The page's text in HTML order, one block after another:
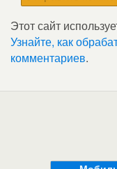
Этот сайт
Узнайте, как
комментариев.